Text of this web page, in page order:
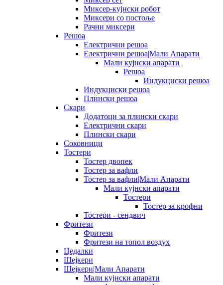
Миксер-кујнски робот
Миксери со постоље
Рачни миксери
Решоа
Електрични решоа
Електрични решоа|Мали Апарати
Мали кујнски апарати
Решоа
Индукциски решоа
Индукциски решоа
Плински решоа
Скари
Додатоци за плински скари
Електрични скари
Плински скари
Соковници
Тостери
Тостер двопек
Тостер за вафли
Тостер за вафли|Мали Апарати
Мали кујнски апарати
Тостери
Тостер за крофни
Тостери - сендвич
Фритези
Фритези
Фритези на топол воздух
Цедалки
Шејкери
Шејкери|Мали Апарати
Мали кујнски апарати